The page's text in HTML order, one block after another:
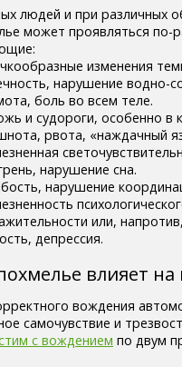
людей и при различных
может проявляться по-
изменения
нарушение водно-
боль во всем теле.
и судороги, особенно в
рвота, «наждачный
нарушение сна.
нарушение
или,
депрессия.
влияет
вождения
самочувствие и
с вождением по двум